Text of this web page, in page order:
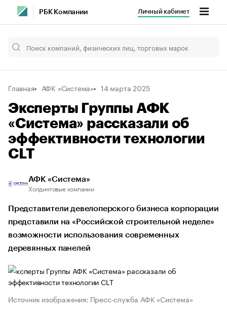
РБК Компании Личный кабинет
Главная АФК «Система» 14 марта 2025
Эксперты Группы АФК
«Система» рассказали об
эффективности технологии
CLT
АФК «Система»
Холдинговые компании
Представители девелоперского бизнеса корпорации
представили на «Российской строительной неделе»
возможности использования современных
деревянных панелей
Источник изображения: Пресс-служба АФК «Система»